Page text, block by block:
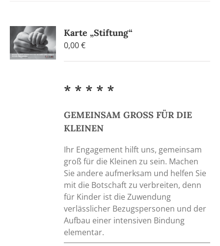
Karte „Stiftung“
0,00€
* * * * *
GEMEINSAM GROSS FÜR DIE
KLEINEN
Ihr Engagement hilft uns, gemeinsam
groß für die Kleinen zu sein. Machen
Sie andere aufmerksam und helfen Sie
mit die Botschaft zu verbreiten, denn
für Kinder ist die Zuwendung
verlässlicher Bezugspersonen und der
Aufbau einer intensiven Bindung
elementar.